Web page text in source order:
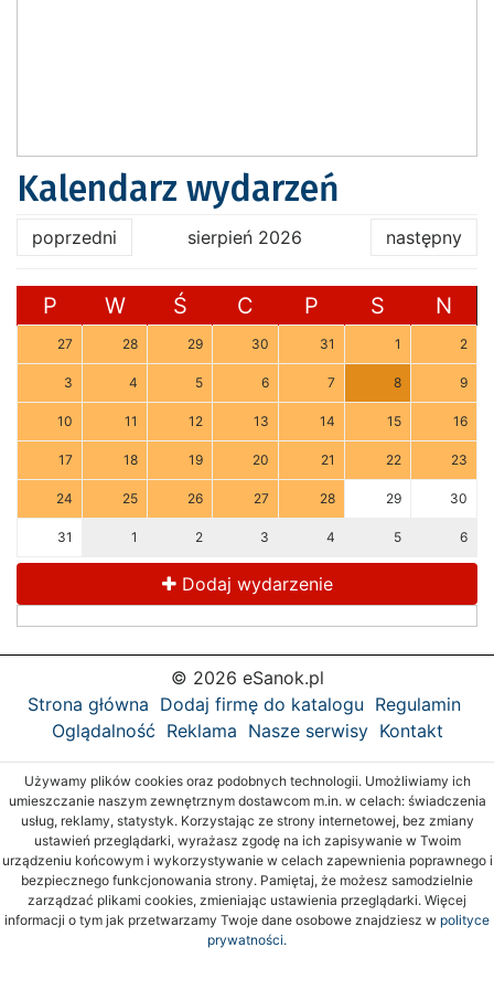
Kalendarz wydarzeń
poprzedni sierpień 2026 następny
P W Ś C P S N
27 28 29 30 31 1 2
3 4 5 6 7 8 9
10 11 12 13 14 15 16
17 18 19 20 21 22 23
24 25 26 27 28 29 30
31 1 2 3 4 5 6
Dodaj wydarzenie
© 2026 eSanok.pl
Strona główna Dodaj firmę do katalogu Regulamin
Oglądalność Reklama Nasze serwisy Kontakt
Używamy plików cookies oraz podobnych technologii. Umożliwiamy ich
umieszczanie naszym zewnętrznym dostawcom m.in. w celach: świadczenia
usług, reklamy, statystyk. Korzystając ze strony internetowej, bez zmiany
ustawień przeglądarki, wyrażasz zgodę na ich zapisywanie w Twoim
urządzeniu końcowym i wykorzystywanie w celach zapewnienia poprawnego i
bezpiecznego funkcjonowania strony. Pamiętaj, że możesz samodzielnie
zarządzać plikami cookies, zmieniając ustawienia przeglądarki. Więcej
informacji o tym jak przetwarzamy Twoje dane osobowe znajdziesz w polityce
prywatności.